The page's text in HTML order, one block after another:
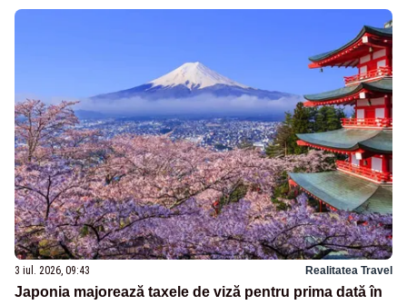
3 iul. 2026, 09:43 Realitatea Travel
Japonia majorează taxele de viză pentru prima dată în